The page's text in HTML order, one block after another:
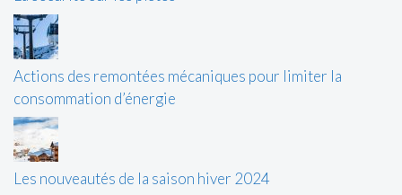
Actions des remontées mécaniques pour limiter la
consommation d’énergie
Les nouveautés de la saison hiver 2024